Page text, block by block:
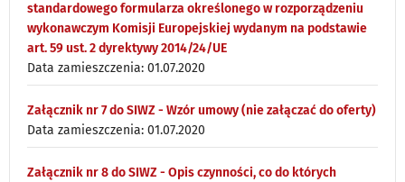
standardowego formularza określonego w rozporządzeniu
wykonawczym Komisji Europejskiej wydanym na podstawie
art. 59 ust. 2 dyrektywy 2014/24/UE
Data zamieszczenia: 01.07.2020
Załącznik nr 7 do SIWZ - Wzór umowy (nie załączać do oferty)
Data zamieszczenia: 01.07.2020
Załącznik nr 8 do SIWZ - Opis czynności, co do których